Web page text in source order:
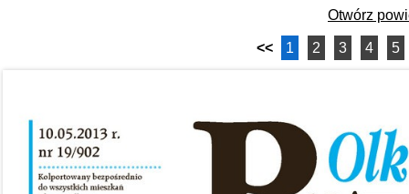
Otwórz
<< 1 2 3 4 5